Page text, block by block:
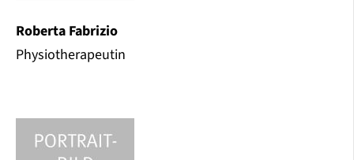
Roberta Fabrizio
Physiotherapeutin